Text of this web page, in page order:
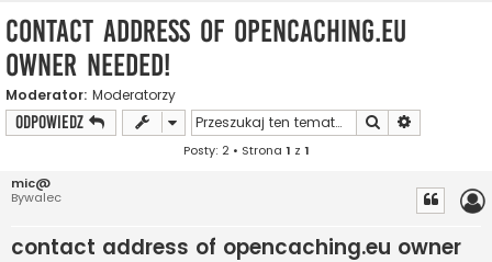
contact address of opencaching.eu
owner needed!
Moderator: Moderatorzy
ODPOWIEDZ Szukaj
Posty: 2 • Strona 1 z 1
mic@
Bywalec
contact address of opencaching.eu owner